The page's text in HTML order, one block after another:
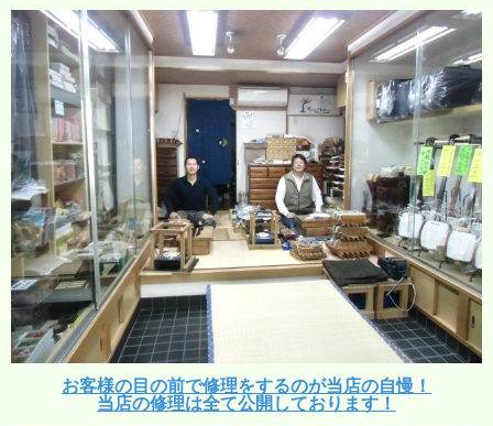
お客様の目の前で修理をするのが当店の自慢！
当店の修理は全て公開しております！